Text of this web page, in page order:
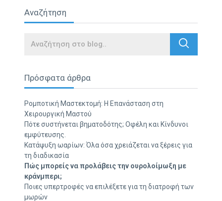
Αναζήτηση
Search
Πρόσφατα άρθρα
Ρομποτική Μαστεκτομή: Η Επανάσταση στη
Χειρουργική Μαστού
Πότε συστήνεται βηματοδότης; Οφέλη και Κίνδυνοι
εμφύτευσης.
Κατάψυξη ωαρίων: Όλα όσα χρειάζεται να ξέρεις για
τη διαδικασία
Πώς μπορείς να προλάβεις την ουρολοίμωξη με
κράνμπερι;
Ποιες υπερτροφές να επιλέξετε για τη διατροφή των
μωρών